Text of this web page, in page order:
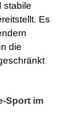
stabile
Es
die
Sport im